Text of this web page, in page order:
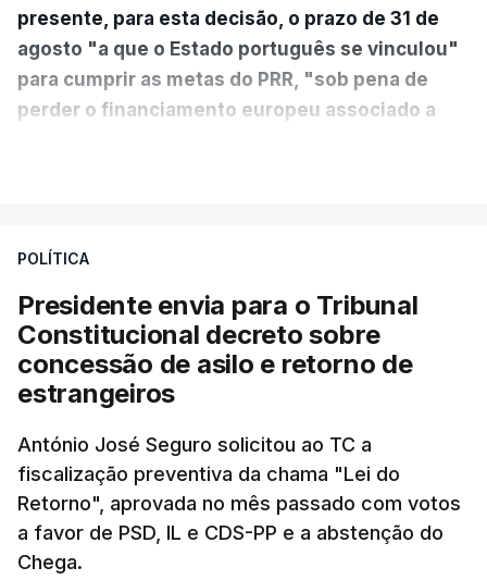
presente, para esta decisão, o prazo de 31 de
agosto "a que o Estado português se vinculou"
para cumprir as metas do PRR, "sob pena de
perder o financiamento europeu associado a
sistema mais simples, mais justo e transparente".
"Sempre que seja possível reduzir burocracias,
eliminar sobreposições e garantir que os apoios
chegam a quem mais necessita, estaremos a dar
um passo na direção certa", argumenta o
Presidente da República.
Assegurar que "ninguém é
prejudicado"
POLÍTICA
Presidente envia para o Tribunal
Constitucional decreto sobre
concessão de asilo e retorno de
estrangeiros
António José Seguro solicitou ao TC a
fiscalização preventiva da chama "Lei do
Retorno", aprovada no mês passado com votos
a favor de PSD, IL e CDS-PP e a abstenção do
Chega.